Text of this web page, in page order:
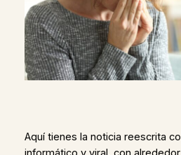
Aquí tienes la noticia reescrita